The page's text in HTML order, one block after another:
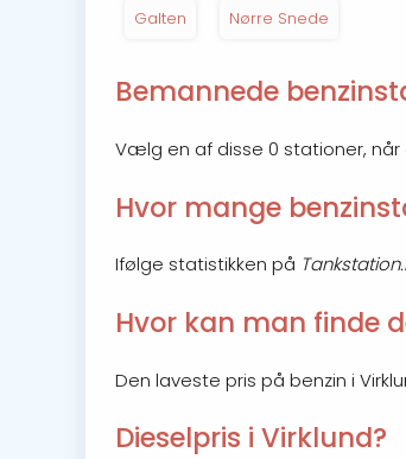
Galten Nørre Snede
Bemannede
Vælg en af disse 0 stationer,
Hvor mange
Ifølge statistikken på
Hvor kan man finde
Den laveste pris på benzin i
Dieselpris i Virklund?